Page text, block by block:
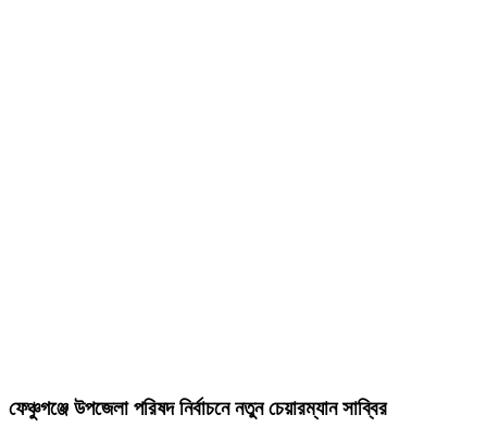
ফেঞ্চুগঞ্জে উপজেলা পরিষদ নির্বাচনে নতুন চেয়ারম্যান সাব্বির